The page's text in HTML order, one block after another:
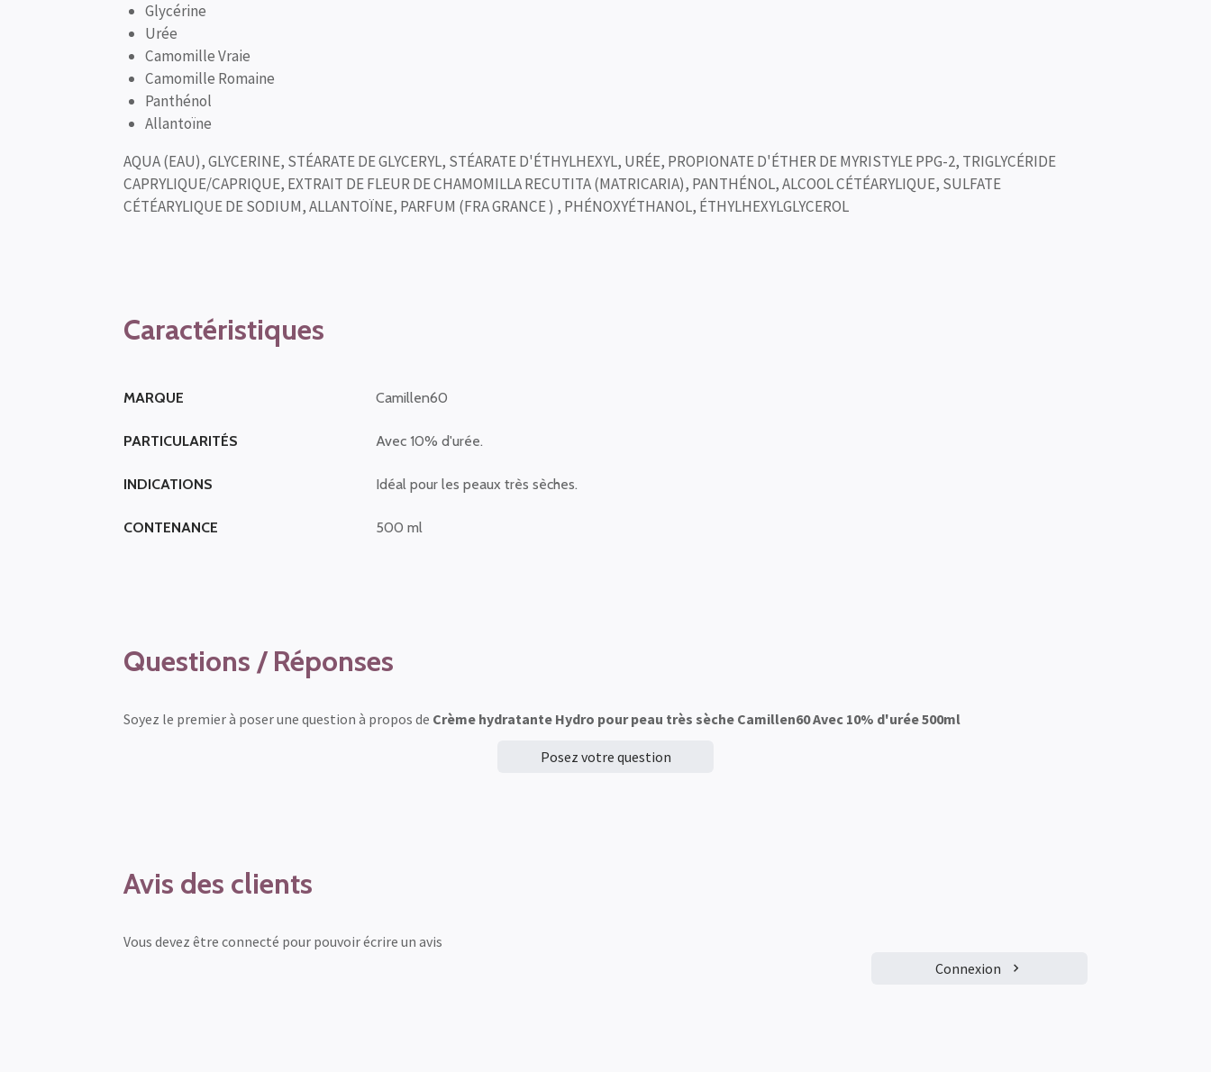
Glycérine
Urée
Camomille Vraie
Camomille Romaine
Panthénol
Allantoïne
AQUA (EAU), GLYCERINE, STÉARATE DE GLYCERYL, STÉARATE D'ÉTHYLHEXYL, URÉE, PROPIONATE D'ÉTHER DE MYRISTYLE PPG-2, TRIGLYCÉRIDE
CAPRYLIQUE/CAPRIQUE, EXTRAIT DE FLEUR DE CHAMOMILLA RECUTITA (MATRICARIA), PANTHÉNOL, ALCOOL CÉTÉARYLIQUE, SULFATE
CÉTÉARYLIQUE DE SODIUM, ALLANTOÏNE, PARFUM (FRA GRANCE ) , PHÉNOXYÉTHANOL, ÉTHYLHEXYLGLYCEROL
Caractéristiques
MARQUE Camillen60
PARTICULARITÉS Avec 10% d'urée.
INDICATIONS Idéal pour les peaux très sèches.
CONTENANCE 500 ml
Questions / Réponses
Soyez le premier à poser une question à propos de Crème hydratante Hydro pour peau très sèche Camillen60 Avec 10% d'urée 500ml
Posez votre question
Avis des clients
Vous devez être connecté pour pouvoir écrire un avis
Connexion